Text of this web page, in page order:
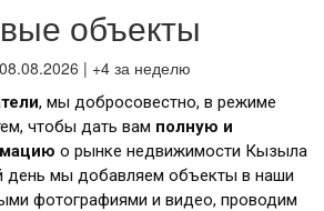
объекты
| +4 за неделю
, мы добросовестно, в режиме
чтобы дать вам полную и
о рынке недвижимости Кызыла
мы добавляем объекты в наши
фотографиями и видео, проводим